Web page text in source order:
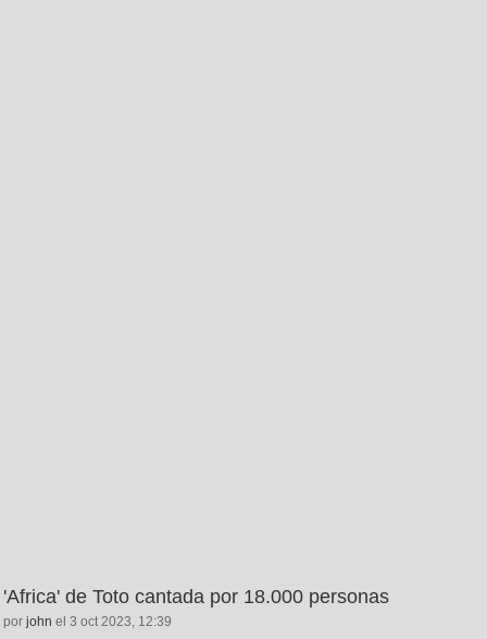
'Africa' de Toto cantada por 18.000 personas
por john el 3 oct 2023, 12:39